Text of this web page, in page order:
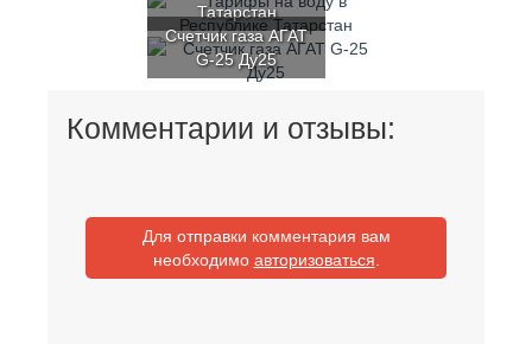
Татарстан
Счетчик газа АГАТ
G-25 Ду25
Комментарии и отзывы:
Для отправки комментария вам
необходимо авторизоваться